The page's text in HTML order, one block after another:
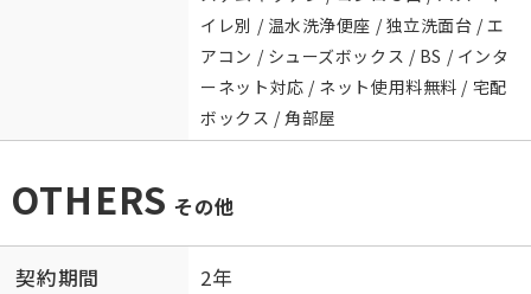
イレ別 / 温水洗浄便座 / 独立洗面台 / エ
アコン / シューズボックス / BS / インタ
ーネット対応 / ネット使用料無料 / 宅配
ボックス / 角部屋
OTHERS その他
契約期間 2年